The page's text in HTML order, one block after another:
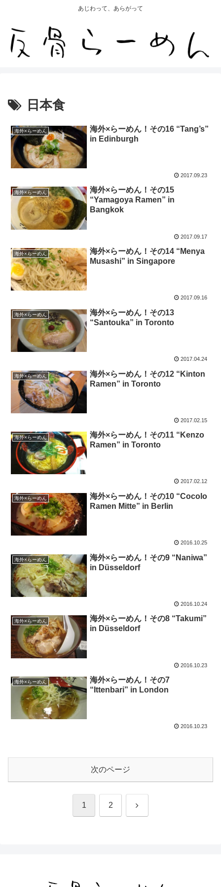
あじわって、あらがって
日本食
海外×らーめん
海外×らーめん！その16 “Tang’s”
in Edinburgh
2017.09.23
海外×らーめん
海外×らーめん！その15
“Yamagoya Ramen” in
Bangkok
2017.09.17
海外×らーめん
海外×らーめん！その14 “Menya
Musashi” in Singapore
2017.09.16
海外×らーめん
海外×らーめん！その13
“Santouka” in Toronto
2017.04.24
海外×らーめん
海外×らーめん！その12 “Kinton
Ramen” in Toronto
2017.02.15
海外×らーめん
海外×らーめん！その11 “Kenzo
Ramen” in Toronto
2017.02.12
海外×らーめん
海外×らーめん！その10 “Cocolo
Ramen Mitte” in Berlin
2016.10.25
海外×らーめん
海外×らーめん！その9 “Naniwa”
in Düsseldorf
2016.10.24
海外×らーめん
海外×らーめん！その8 “Takumi”
in Düsseldorf
2016.10.23
海外×らーめん
海外×らーめん！その7
“Ittenbari” in London
2016.10.23
次のページ
1 2 次